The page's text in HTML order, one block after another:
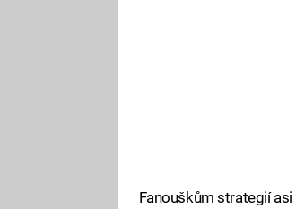
Fanouškům strategií asi